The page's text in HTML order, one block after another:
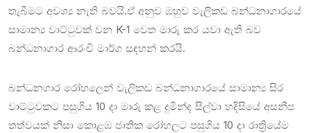
තැබීමට අවශ්‍ය නැති බවයි.ඒ අනුව ඹහුව වැලිකඩ බන්ධනාගාරයේ
සාමාන්‍ය වාට්ටුවක් වන K-1 වෙත මාරු කර යවා ඇති බව
බන්ධනාගාර ආරංචි මාර්ග සඳහන් කරයි.
බන්ධනගාර රෝහලෙන් වැලිකඩ බන්ධනාගාරයේ සාමාන්‍ය සිර
වාට්ටුවකට පසුගිය 10 දා මාරු කළ දුමින්ද සිල්වා හදිසියේ අසනීප
තත්වයක් නිසා කොළඹ ජාතික රෝහලට පසුගිය 10 දා රාත්‍රියේම